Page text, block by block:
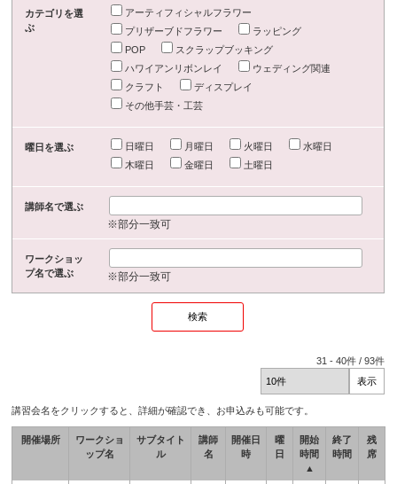
カテゴリを選
ぶ
アーティフィシャルフラワー
プリザーブドフラワー
ラッピング
POP
スクラップブッキング
ハワイアンリボンレイ
ウェディング関連
クラフト
ディスプレイ
その他手芸・工芸
曜日を選ぶ 日曜日 月曜日 火曜日
水曜日
木曜日
金曜日 土曜日
講師名で選ぶ
※部分一致可
ワークショッ
プ名で選ぶ
※部分一致可
31 -40件 /93件
講習会名をクリックすると、詳細が確認でき、お申込みも可能です。
開催場所
ワークショ
ップ名
サブタイト
ル
講師
名
開催日
時
曜
日
開始
時間
▲
終了
時間
残
席